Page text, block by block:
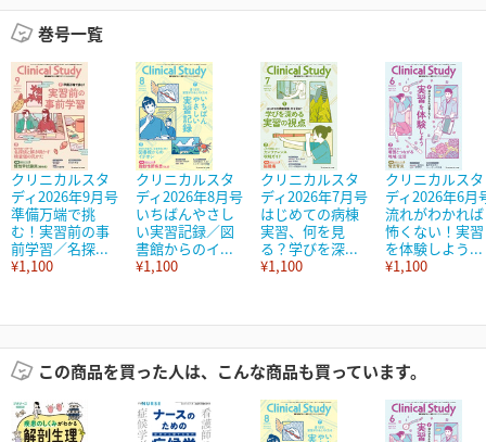
巻号一覧
クリニカルスタ
ディ2026年9月号
準備万端で挑
む！実習前の事
前学習／名探...
¥1,100
クリニカルスタ
ディ2026年8月号
いちばんやさし
い実習記録／図
書館からのイ...
¥1,100
クリニカルスタ
ディ2026年7月号
はじめての病棟
実習、何を見
る？学びを深...
¥1,100
クリニカルスタ
ディ2026年6月
流れがわかれば
怖くない！実習
を体験しよう...
¥1,100
この商品を買った人は、こんな商品も買っています。